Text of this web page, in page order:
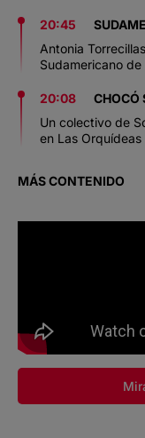
20:45
Antonia
Sudamericano
20:08
CHOCÓ
Un colectivo de
en Las Orquídeas
MÁS CONTENIDO